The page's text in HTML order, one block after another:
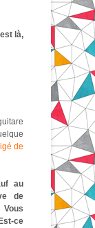
là,
de
au
de
ce